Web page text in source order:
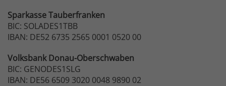
SparkasseTauberfranken
BIC: SOLADES1TBB
IBAN: DE52 6735 2565 0001 0520 00
VolksbankDonau-Oberschwaben
BIC: GENODES1SLG
IBAN: DE56 6509 3020 0048 9890 02